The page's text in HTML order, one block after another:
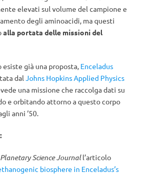
elevati sul volume del campione e
degli aminoacidi, ma questi
alla portata delle missioni del
già una proposta, Enceladus
dal Johns Hopkins Applied Physics
una missione che raccolga dati su
e orbitando attorno a questo corpo
anni ’50.
Science Journall’articolo
biosphere in Enceladus’s